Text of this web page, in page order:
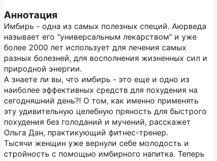
Аннотация
Имбирь - одна из самых полезных специй. Аюрведа
называет его "универсальным лекарством" и уже
более 2000 лет использует для лечения самых
разных болезней, для восполнения жизненных сил и
природной энергии.
А знаете ли вы, что имбирь - это еще и одно из
наиболее эффективных средств для похудения на
сегодняшний день?! О том, как именно применять
эту удивительную целебную пряность для быстрого
похудения без голоданий и мучений, расскажет
Ольга Дан, практикующий фитнес-тренер.
Тысячи женщин уже вернули себе молодость и
стройность с помощью имбирного напитка. Теперь